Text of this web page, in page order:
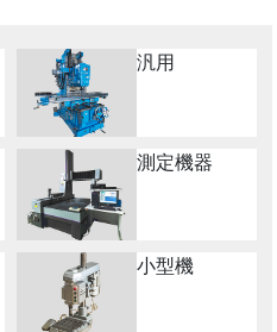
汎用
測定機器
小型機